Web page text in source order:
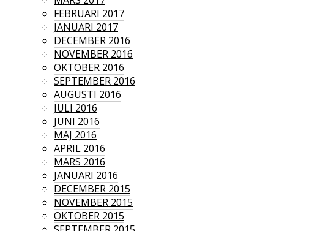
FEBRUARI 2017
JANUARI 2017
DECEMBER 2016
NOVEMBER 2016
OKTOBER 2016
SEPTEMBER 2016
AUGUSTI 2016
JULI 2016
JUNI 2016
MAJ 2016
APRIL 2016
MARS 2016
JANUARI 2016
DECEMBER 2015
NOVEMBER 2015
OKTOBER 2015